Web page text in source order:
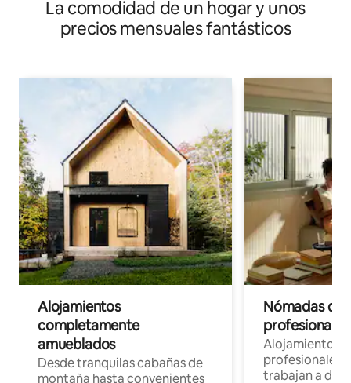
La comodidad de un hogar y unos
precios mensuales fantásticos
Alojamientos
completamente
amueblados
Desde tranquilas cabañas de
montaña hasta convenientes
Nómadas
Alojamientos
profesionales
trabajan a